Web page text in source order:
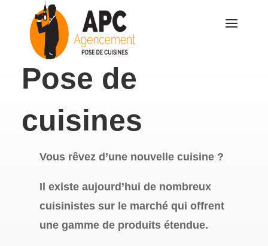
Pose de
cuisines
Vous rêvez d’une nouvelle cuisine ?
Il existe aujourd’hui de nombreux
cuisinistes sur le marché qui offrent
une gamme de produits étendue.